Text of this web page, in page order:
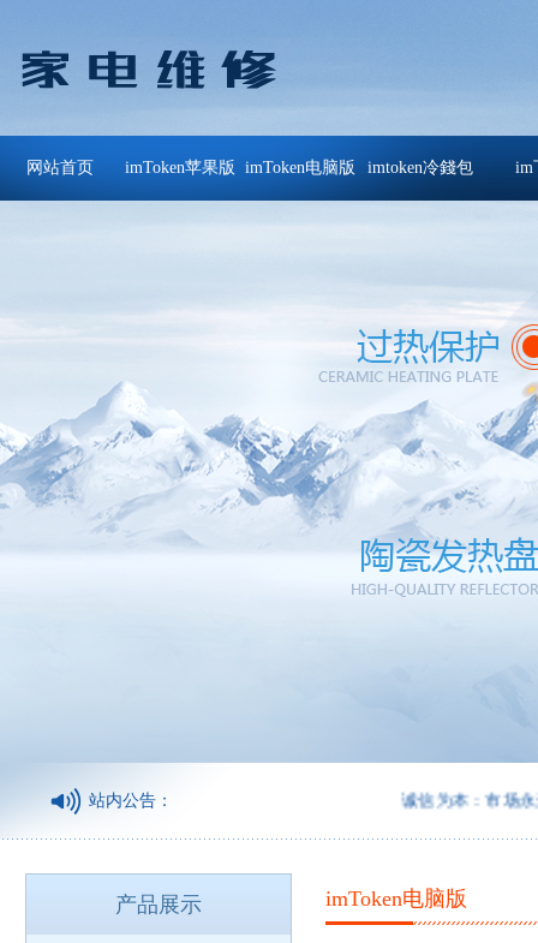
网站首页 imToken苹果版 imToken电脑版 imtoken冷錢包 im
站内公告： 诚信为本：市场永远在变
产品展示 imToken电脑版